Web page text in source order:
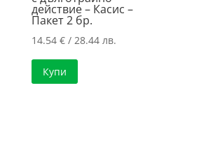
действие – Касис –
Пакет 2 бр.
14.54 €/ 28.44 лв.
Купи